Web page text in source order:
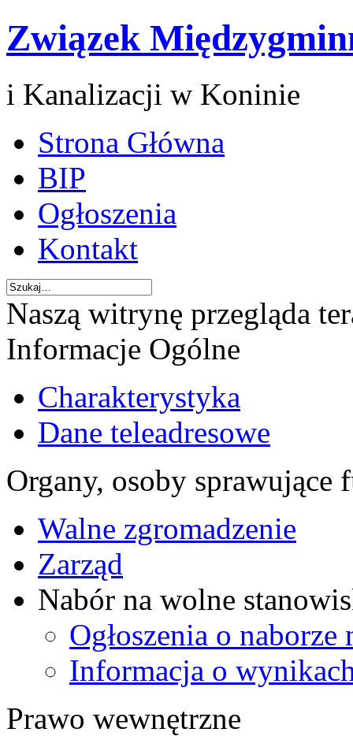
Związek
i Kanalizacji w Koninie
Strona Główna
BIP
Ogłoszenia
Kontakt
Naszą witrynę przegląda
Informacje Ogólne
Charakterystyka
Dane teleadresowe
Organy, osoby
Walne zgromadzenie
Zarząd
Nabór na wolne
Ogłoszenia o
Informacja o
Prawo wewnętrzne